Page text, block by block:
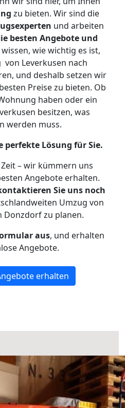
zu bieten. Wir sind die
und arbeiten
besten Angebote und
wie wichtig es ist,
von Leverkusen nach
und deshalb setzen wir
Preise zu bieten. Ob
haben oder ein
besitzen, was
werden muss.
perfekte Lösung für Sie.
– wir kümmern uns
Angebote erhalten.
Sie uns noch
Umzug von
Donzdorf zu planen.
aus, und erhalten
Angebote.
erhalten